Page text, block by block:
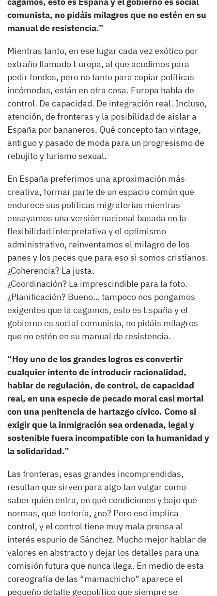
comunista, no pidáis milagros que no estén en su
manual de resistencia.”
Mientras tanto, en ese lugar cada vez exótico por
extraño llamado Europa, al que acudimos para
pedir fondos, pero no tanto para copiar políticas
incómodas, están en otra cosa. Europa habla de
control. De capacidad. De integración real. Incluso,
atención, de fronteras y la posibilidad de aislar a
España por bananeros. Qué concepto tan vintage,
antiguo y pasado de moda para un progresismo de
rebujito y turismo sexual.
En España preferimos una aproximación más
creativa, formar parte de un espacio común que
endurece sus políticas migratorias mientras
ensayamos una versión nacional basada en la
flexibilidad interpretativa y el optimismo
administrativo, reinventamos el milagro de los
panes y los peces que para eso si somos cristianos.
¿Coherencia? La justa.
¿Coordinación? La imprescindible para la foto.
¿Planificación? Bueno… tampoco nos pongamos
exigentes que la cagamos, esto es España y el
gobierno es social comunista, no pidáis milagros
que no estén en su manual de resistencia.
“Hoy uno de los grandes logros es convertir
cualquier intento de introducir racionalidad,
hablar de regulación, de control, de capacidad
real, en una especie de pecado moral casi mortal
con una penitencia de hartazgo cívico. Como si
exigir que la inmigración sea ordenada, legal y
sostenible fuera incompatible con la humanidad y
la solidaridad.”
Las fronteras, esas grandes incomprendidas,
resultan que sirven para algo tan vulgar como
saber quién entra, en qué condiciones y bajo qué
normas, qué tontería, ¿no? Pero eso implica
control, y el control tiene muy mala prensa al
interés espurio de Sánchez. Mucho mejor hablar de
valores en abstracto y dejar los detalles para una
comisión futura que nunca llega. En medio de esta
coreografía de las “mamachicho” aparece el
pequeño detalle geopolítico que siempre se